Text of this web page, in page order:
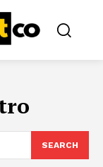
SEARCH